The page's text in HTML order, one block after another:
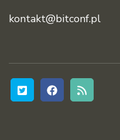
kontakt@bitconf.pl